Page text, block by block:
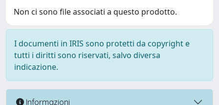
Non ci sono file associati a questo prodotto.
I documenti in IRIS sono protetti da copyright e
tutti i diritti sono riservati, salvo diversa
indicazione.
Informazioni